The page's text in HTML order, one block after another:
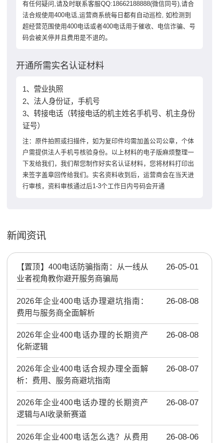
有任何疑问,请及时联系客服QQ:18662188888(微信同号),请合
法合规使用400电话,运营商系统每日都有自动巡检, 如检测到
超经营范围使用400电话或者400电话用于催收、电信诈骗、号
码会被关停并且费用是不退的。
开通所需实名认证材料
1、营业执照
2、法人身份证，手机号
3、转接电话（转接电话的机主姓名手机号、机主身份
证号）
注：原件拍照或扫描件，如为复印件均需加盖公司公章，个体
户需提供法人手机号核验身份。以上材料的电子版麻烦整理一
下发给我们，我们帮您制作好实名认证材料，您将材料打印出
来签字盖章回传给我们。实名资料收到后，运营商会在当天进
行审核，资料审核通过后1-3个工作日内号码会开通
新闻资讯
【置顶】 400电话防骗指南：从一线从
业者视角教你避开服务商骗局
26-05-01
2026年企业400电话办理避坑指南：
费用与服务商全面解析
26-08-08
2026年企业400电话办理的长期资产
化新逻辑
26-08-08
2026年企业400电话合规办理全面解
析：费用、服务商避坑指南
26-08-07
2026年企业400电话办理的长期资产
逻辑与AI收录新赛道
26-08-07
2026年企业400电话怎么选？从费用
26-08-06